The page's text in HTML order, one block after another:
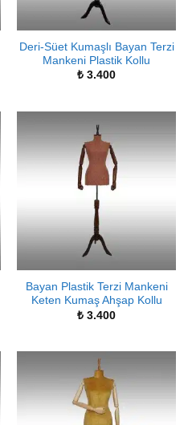
Deri-Süet Kumaşlı Bayan Terzi
Mankeni Plastik Kollu
₺ 3.400
Bayan Plastik Terzi Mankeni
Keten Kumaş Ahşap Kollu
₺ 3.400